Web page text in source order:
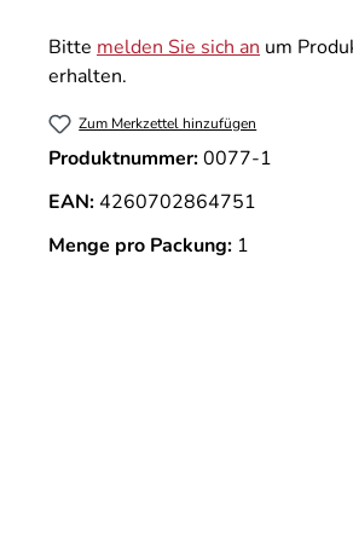
Bitte melden Sie sich an um
erhalten.
Zum Merkzettel hinzufügen
Produktnummer:0077-1
EAN:4260702864751
Menge pro Packung: 1